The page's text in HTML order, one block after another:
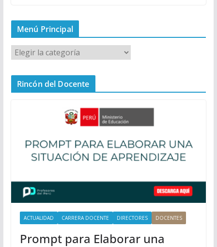
Menú Principal
M
n
a
Rincón del Docente
ACTUALIDAD CARRERA DOCENTE DIRECTORES DOCENTES
Prompt para Elaborar una